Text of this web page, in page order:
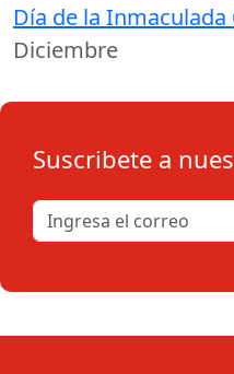
Día de la Inmaculada
Diciembre
Suscribete a